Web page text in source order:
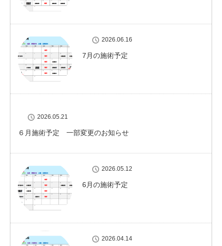
2026.06.16
7月の施術予定
2026.05.21
６月施術予定 一部変更のお知らせ
2026.05.12
6月の施術予定
2026.04.14